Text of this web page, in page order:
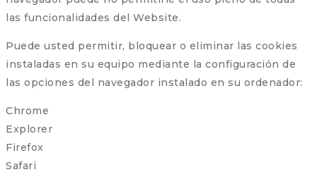
las funcionalidades del Website.
Puede usted permitir, bloquear o eliminar las cookies
instaladas en su equipo mediante la configuración de
las opciones del navegador instalado en su ordenador:
Chrome
Explorer
Firefox
Safari